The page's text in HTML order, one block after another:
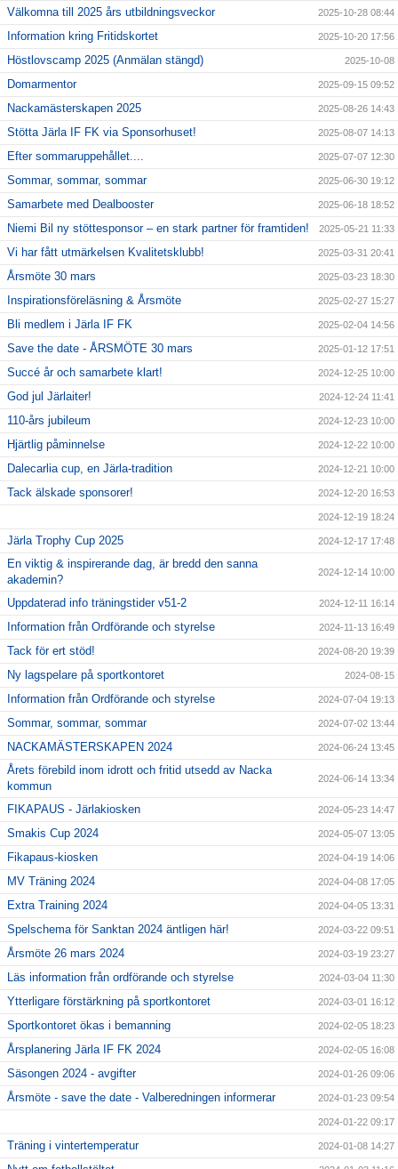
Välkomna till 2025 års utbildningsveckor 2025-10-28 08:44
Information kring Fritidskortet 2025-10-20 17:56
Höstlovscamp 2025 (Anmälan stängd) 2025-10-08
Domarmentor 2025-09-15 09:52
Nackamästerskapen 2025 2025-08-26 14:43
Stötta Järla IF FK via Sponsorhuset! 2025-08-07 14:13
Efter sommaruppehållet.... 2025-07-07 12:30
Sommar, sommar, sommar 2025-06-30 19:12
Samarbete med Dealbooster 2025-06-18 18:52
Niemi Bil ny stöttesponsor – en stark partner för framtiden! 2025-05-21 11:33
Vi har fått utmärkelsen Kvalitetsklubb! 2025-03-31 20:41
Årsmöte 30 mars 2025-03-23 18:30
Inspirationsföreläsning & Årsmöte 2025-02-27 15:27
Bli medlem i Järla IF FK 2025-02-04 14:56
Save the date - ÅRSMÖTE 30 mars 2025-01-12 17:51
Succé år och samarbete klart! 2024-12-25 10:00
God jul Järlaiter! 2024-12-24 11:41
110-års jubileum 2024-12-23 10:00
Hjärtlig påminnelse 2024-12-22 10:00
Dalecarlia cup, en Järla-tradition 2024-12-21 10:00
Tack älskade sponsorer! 2024-12-20 16:53
2024-12-19 18:24
Järla Trophy Cup 2025 2024-12-17 17:48
En viktig & inspirerande dag, är bredd den sanna
akademin?
2024-12-14 10:00
Uppdaterad info träningstider v51-2 2024-12-11 16:14
Information från Ordförande och styrelse 2024-11-13 16:49
Tack för ert stöd! 2024-08-20 19:39
Ny lagspelare på sportkontoret 2024-08-15
Information från Ordförande och styrelse 2024-07-04 19:13
Sommar, sommar, sommar 2024-07-02 13:44
NACKAMÄSTERSKAPEN 2024 2024-06-24 13:45
Årets förebild inom idrott och fritid utsedd av Nacka
kommun
2024-06-14 13:34
FIKAPAUS - Järlakiosken 2024-05-23 14:47
Smakis Cup 2024 2024-05-07 13:05
Fikapaus-kiosken 2024-04-19 14:06
MV Träning 2024 2024-04-08 17:05
Extra Training 2024 2024-04-05 13:31
Spelschema för Sanktan 2024 äntligen här! 2024-03-22 09:51
Årsmöte 26 mars 2024 2024-03-19 23:27
Läs information från ordförande och styrelse 2024-03-04 11:30
Ytterligare förstärkning på sportkontoret 2024-03-01 16:12
Sportkontoret ökas i bemanning 2024-02-05 18:23
Årsplanering Järla IF FK 2024 2024-02-05 16:08
Säsongen 2024 - avgifter 2024-01-26 09:06
Årsmöte - save the date - Valberedningen informerar 2024-01-23 09:54
2024-01-22 09:17
Träning i vintertemperatur 2024-01-08 14:27